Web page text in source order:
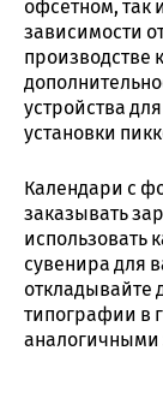
офсетном, так
зависимости
производстве
устройства
установки
Календари с
заказывать
использовать
сувенира для
откладывайте
типографии в
аналогичными